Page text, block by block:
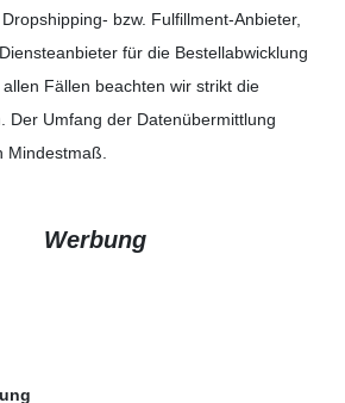
bzw. Fulfillment-Anbieter,
für die Bestellabwicklung
Fällen beachten wir strikt die
Der Umfang der Datenübermittlung
Mindestmaß.
Werbung